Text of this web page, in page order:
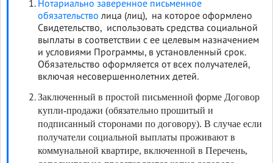
Нотариально заверенное письменное
обязательство лица (лиц), на которое оформлено
Свидетельство, использовать средства социальной
выплаты в соответствии с ее целевым назначением
и условиями Программы, в установленный срок.
Обязательство оформляется от всех получателей,
включая несовершеннолетних детей.
Заключенный в простой письменной форме Договор
купли-продажи (обязательно прошитый и
подписанный сторонами по договору). В случае если
получатели социальной выплаты проживают в
коммунальной квартире, включенной в Перечень,